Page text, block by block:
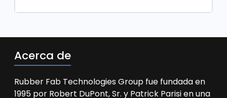
Acerca de
Rubber Fab Technologies Group fue fundada en
1995 por Robert DuPont, Sr. y Patrick Parisi en una